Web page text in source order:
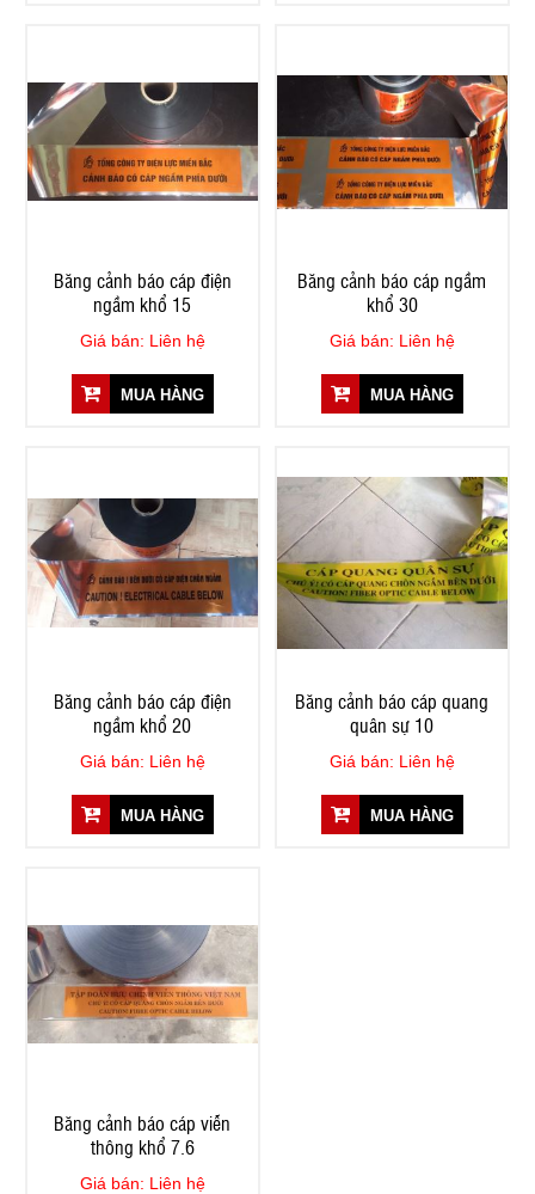
Băng cảnh báo cáp điện
ngầm khổ 15
Giá bán: Liên hệ
MUA HÀNG
Băng cảnh báo cáp ngầm
khổ 30
Giá bán: Liên hệ
MUA HÀNG
Băng cảnh báo cáp điện
ngầm khổ 20
Giá bán: Liên hệ
MUA HÀNG
Băng cảnh báo cáp quang
quân sự 10
Giá bán: Liên hệ
MUA HÀNG
Băng cảnh báo cáp viễn
thông khổ 7.6
Giá bán: Liên hệ